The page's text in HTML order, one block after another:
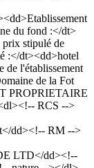
du fond :</dt>
prix stipulé de
:</dt><dd>hotel
de l'établissement
de la Fot
PROPRIETAIRE
RCS -->
dd><!-- RM -->
LTD</dd><!--